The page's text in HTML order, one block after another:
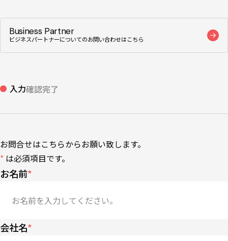
Business Partner
ビジネスパートナーについてのお問い合わせはこちら
入力確認完了
お問合せはこちらからお願い致します。
* は必須項目です。
お名前*
会社名*